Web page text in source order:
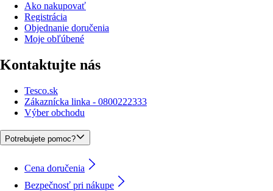
Ako nakupovať
Registrácia
Objednanie doručenia
Moje obľúbené
Kontaktujte nás
Tesco.sk
Zákaznícka linka - 0800222333
Výber obchodu
Potrebujete pomoc?
Cena doručenia
Bezpečnosť pri nákupe